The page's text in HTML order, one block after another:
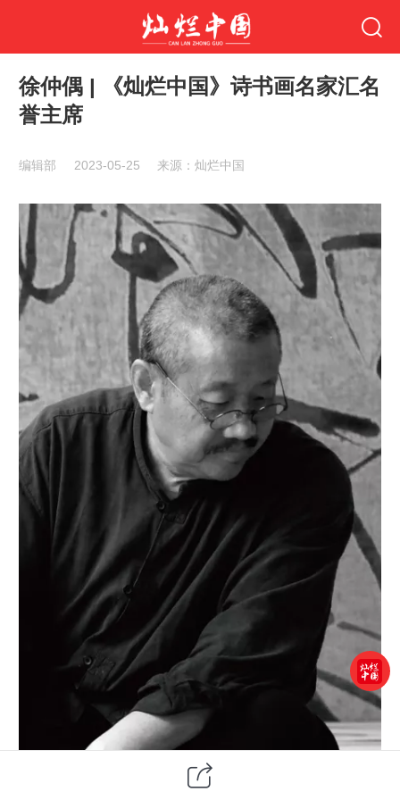
徐仲偶 | 《灿烂中国》诗书画名家汇名
誉主席
编辑部 2023-05-25 来源：灿烂中国